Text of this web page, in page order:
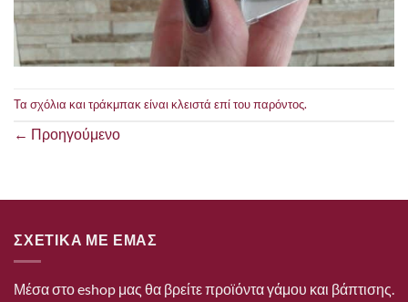
Τα σχόλια και τράκμπακ είναι κλειστά επί του παρόντος.
← Προηγούμενο
ΣΧΕΤΙΚΑ ΜΕ ΕΜΑΣ
Μέσα στο eshop μας θα βρείτε προϊόντα γάμου και βάπτισης.